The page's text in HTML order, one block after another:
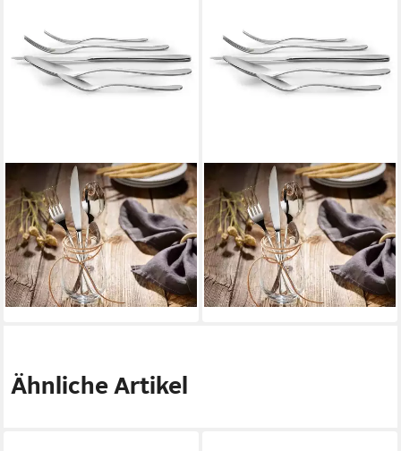
VIVO VILLEROY & BOCH GROUP
Besteck-Set New Fresh Basic
Tafelbesteck 24er Set (24-
tlg), Edelstahl,
Spülmaschinenfest
ab 83,95 €
lieferbar - in 2-3 Werktagen bei dir
VIVO VILLEROY & BOCH GROUP
Besteck-Set New Fresh Basic
Tafelbesteck 144er Set (144-
tlg), Edelstahl,
Spülmaschinenfest
555,45 €
lieferbar - in 2-3 Werktagen bei dir
Ähnliche Artikel